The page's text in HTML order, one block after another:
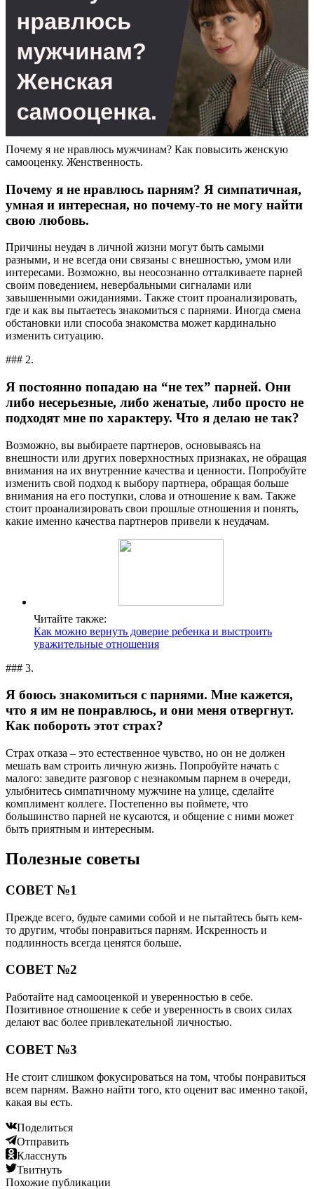
Почему я не нравлюсь мужчинам? Как повысить женскую
самооценку. Женственность.
Почему я не нравлюсь парням? Я симпатичная,
умная и интересная, но почему-то не могу найти
свою любовь.
Причины неудач в личной жизни могут быть самыми
разными, и не всегда они связаны с внешностью, умом или
интересами. Возможно, вы неосознанно отталкиваете парней
своим поведением, невербальными сигналами или
завышенными ожиданиями. Также стоит проанализировать,
где и как вы пытаетесь знакомиться с парнями. Иногда смена
обстановки или способа знакомства может кардинально
изменить ситуацию.
### 2.
Я постоянно попадаю на “не тех” парней. Они
либо несерьезные, либо женатые, либо просто не
подходят мне по характеру. Что я делаю не так?
Возможно, вы выбираете партнеров, основываясь на
внешности или других поверхностных признаках, не обращая
внимания на их внутренние качества и ценности. Попробуйте
изменить свой подход к выбору партнера, обращая больше
внимания на его поступки, слова и отношение к вам. Также
стоит проанализировать свои прошлые отношения и понять,
какие именно качества партнеров привели к неудачам.
Читайте также:
Как можно вернуть доверие ребенка и выстроить
уважительные отношения
### 3.
Я боюсь знакомиться с парнями. Мне кажется,
что я им не понравлюсь, и они меня отвергнут.
Как побороть этот страх?
Страх отказа – это естественное чувство, но он не должен
мешать вам строить личную жизнь. Попробуйте начать с
малого: заведите разговор с незнакомым парнем в очереди,
улыбнитесь симпатичному мужчине на улице, сделайте
комплимент коллеге. Постепенно вы поймете, что
большинство парней не кусаются, и общение с ними может
быть приятным и интересным.
Полезные советы
СОВЕТ №1
Прежде всего, будьте самими собой и не пытайтесь быть кем-
то другим, чтобы понравиться парням. Искренность и
подлинность всегда ценятся больше.
СОВЕТ №2
Работайте над самооценкой и уверенностью в себе.
Позитивное отношение к себе и уверенность в своих силах
делают вас более привлекательной личностью.
СОВЕТ №3
Не стоит слишком фокусироваться на том, чтобы понравиться
всем парням. Важно найти того, кто оценит вас именно такой,
какая вы есть.
Поделиться
Отправить
Класснуть
Твитнуть
Похожие публикации